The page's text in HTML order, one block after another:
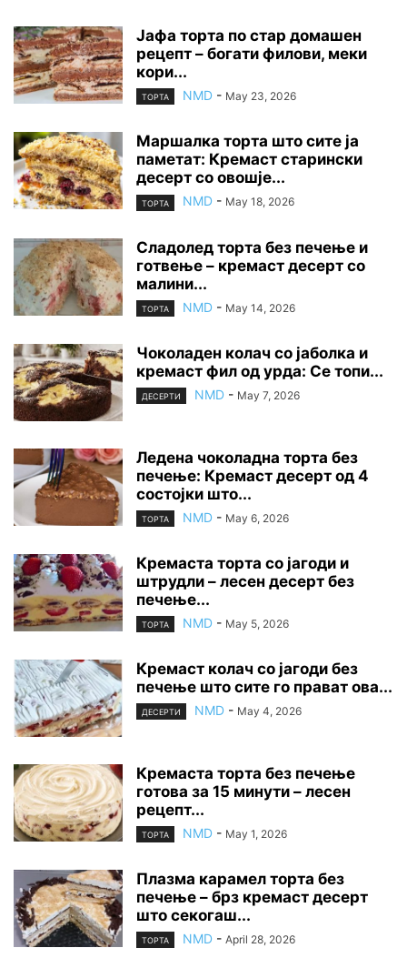
Јафа торта по стар домашен
рецепт – богати филови, меки
кори...
ТОРТА NMD - May 23, 2026
Маршалка торта што сите ја
паметат: Кремаст старински
десерт со овошје...
ТОРТА NMD - May 18, 2026
Сладолед торта без печење и
готвење – кремаст десерт со
малини...
ТОРТА NMD - May 14, 2026
Чоколаден колач со јаболка и
кремаст фил од урда: Се топи...
ДЕСЕРТИ NMD - May 7, 2026
Ледена чоколадна торта без
печење: Кремаст десерт од 4
состојки што...
ТОРТА NMD - May 6, 2026
Кремаста торта со јагоди и
штрудли – лесен десерт без
печење...
ТОРТА NMD - May 5, 2026
Кремаст колач со јагоди без
печење што сите го прават ова...
ДЕСЕРТИ NMD - May 4, 2026
Кремаста торта без печење
готова за 15 минути – лесен
рецепт...
ТОРТА NMD - May 1, 2026
Плазма карамел торта без
печење – брз кремаст десерт
што секогаш...
ТОРТА NMD - April 28, 2026